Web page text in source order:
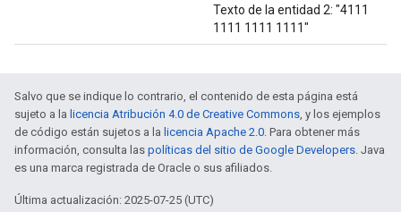
Texto de la entidad 2: "4111
1111 1111 1111"
Salvo que se indique lo contrario, el contenido de esta página está
sujeto a la licencia Atribución 4.0 de Creative Commons , y los ejemplos
de código están sujetos a la licencia Apache 2.0 . Para obtener más
información, consulta las políticas del sitio de Google Developers . Java
es una marca registrada de Oracle o sus afiliados.
Última actualización: 2025-07-25 (UTC)